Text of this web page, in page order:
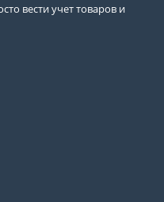
вести учет товаров и